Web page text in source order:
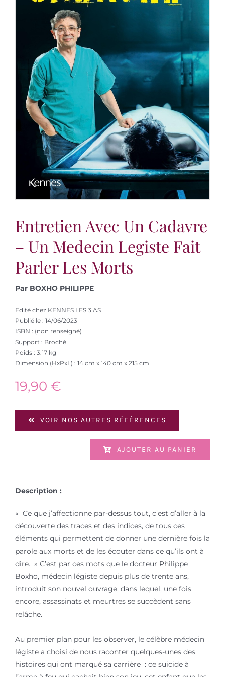
Entretien Avec Un Cadavre
– Un Medecin Legiste Fait
Parler Les Morts
Par BOXHO PHILIPPE
Edité chez KENNES LES 3 AS
Publié le : 14/06/2023
ISBN : (non renseigné)
Support : Broché
Poids : 3.17 kg
Dimension (HxPxL) : 14 cm x 140 cm x 215 cm
19,90 €
VOIR NOS AUTRES RÉFÉRENCES
AJOUTER AU PANIER
Description :
« Ce que j’affectionne par-dessus tout, c’est d’aller à la
découverte des traces et des indices, de tous ces
éléments qui permettent de donner une dernière fois la
parole aux morts et de les écouter dans ce qu’ils ont à
dire. » C’est par ces mots que le docteur Philippe
Boxho, médecin légiste depuis plus de trente ans,
introduit son nouvel ouvrage, dans lequel, une fois
encore, assassinats et meurtres se succèdent sans
relâche.
Au premier plan pour les observer, le célèbre médecin
légiste a choisi de nous raconter quelques-unes des
histoires qui ont marqué sa carrière : ce suicide à